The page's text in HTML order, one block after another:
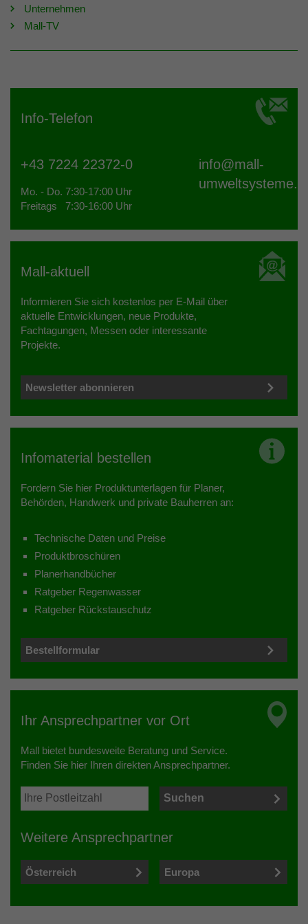
Unternehmen
Mall-TV
Info-Telefon
+43 7224 22372-0
Mo. - Do. 7:30-17:00 Uhr
Freitags 7:30-16:00 Uhr
info@mall-
Mall-aktuell
Informieren Sie sich kostenlos per E-Mail über
aktuelle Entwicklungen, neue Produkte,
Fachtagungen, Messen oder interessante
Projekte.
Newsletter abonnieren
Infomaterial bestellen
Fordern Sie hier Produktunterlagen für Planer,
Behörden, Handwerk und private Bauherren an:
Technische Daten und Preise
Produktbroschüren
Planerhandbücher
Ratgeber Regenwasser
Ratgeber Rückstauschutz
Bestellformular
Ihr Ansprechpartner vor Ort
Mall bietet bundesweite Beratung und Service.
Finden Sie hier Ihren direkten Ansprechpartner.
Weitere Ansprechpartner
Österreich Europa